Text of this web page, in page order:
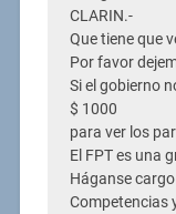
CLARIN.-
Que tiene que
Por favor
Si el gobierno
$ 1000
para ver los
El FPT es una
Háganse
Competencias